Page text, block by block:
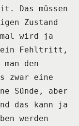
Das müssen
Zustand
wird ja
Fehltritt,
man den
zwar eine
Sünde, aber
das kann ja
werden